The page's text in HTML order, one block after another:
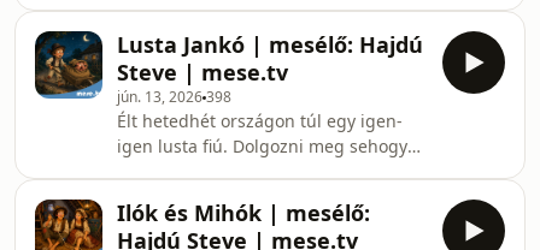
pénzhez jusson. Az obsitos még kap
egy szamarat is hálából, azzal indul
tovább... És innentől lesz érdekes a
mese, amit Magyar Attila mesél el
Nektek. MESE TV mesék, rajzfilmek
gyerekeknek Folyamatosan frissülő
kínálatunkban több mint 1000
rajzfilmet, mesefilmet,
Lusta Jankó | mesélő: Hajdú
Steve | mese.tv
jún. 13, 2026398
Élt hetedhét országon túl egy igen-
igen lusta fiú. Dolgozni meg sehogy
eszivel, hogy munka helyett inkább
Ilók és Mihók | mesélő:
Hajdú Steve | mese.tv